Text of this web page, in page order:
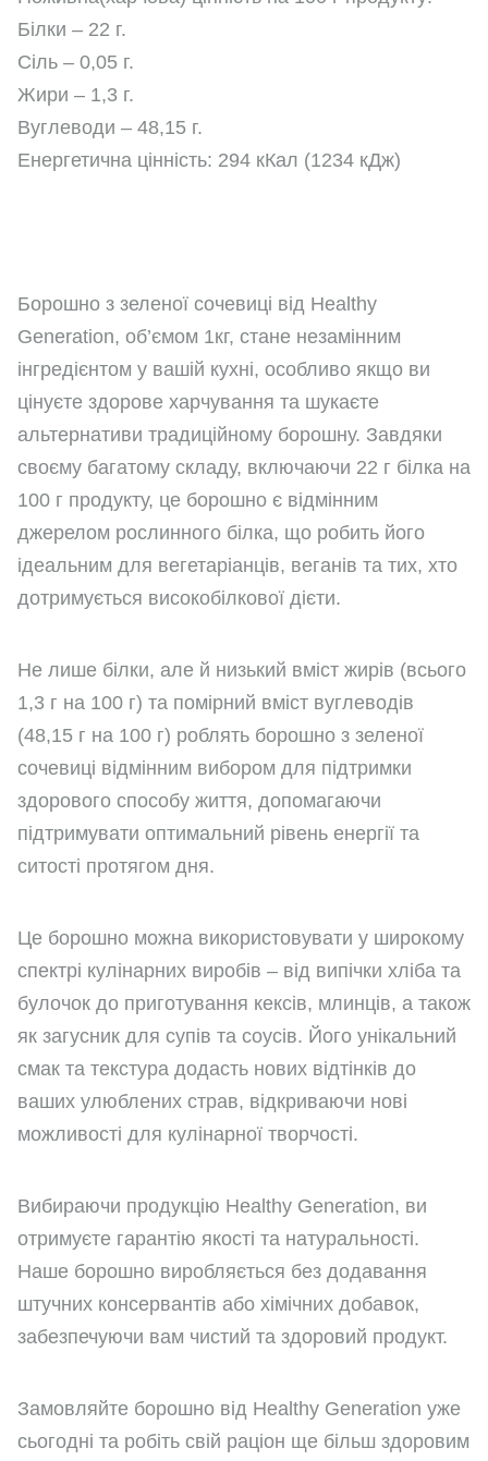
Білки – 22 г.
Сіль – 0,05 г.
Жири – 1,3 г.
Вуглеводи – 48,15 г.
Енергетична цінність: 294 кКал (1234 кДж)
Борошно з зеленої сочевиці від Healthy
Generation, об’ємом 1кг, стане незамінним
інгредієнтом у вашій кухні, особливо якщо ви
цінуєте здорове харчування та шукаєте
альтернативи традиційному борошну. Завдяки
своєму багатому складу, включаючи 22 г білка на
100 г продукту, це борошно є відмінним
джерелом рослинного білка, що робить його
ідеальним для вегетаріанців, веганів та тих, хто
дотримується високобілкової дієти.
Не лише білки, але й низький вміст жирів (всього
1,3 г на 100 г) та помірний вміст вуглеводів
(48,15 г на 100 г) роблять борошно з зеленої
сочевиці відмінним вибором для підтримки
здорового способу життя, допомагаючи
підтримувати оптимальний рівень енергії та
ситості протягом дня.
Це борошно можна використовувати у широкому
спектрі кулінарних виробів – від випічки хліба та
булочок до приготування кексів, млинців, а також
як загусник для супів та соусів. Його унікальний
смак та текстура додасть нових відтінків до
ваших улюблених страв, відкриваючи нові
можливості для кулінарної творчості.
Вибираючи продукцію Healthy Generation, ви
отримуєте гарантію якості та натуральності.
Наше борошно виробляється без додавання
штучних консервантів або хімічних добавок,
забезпечуючи вам чистий та здоровий продукт.
Замовляйте борошно від Healthy Generation уже
сьогодні та робіть свій раціон ще більш здоровим